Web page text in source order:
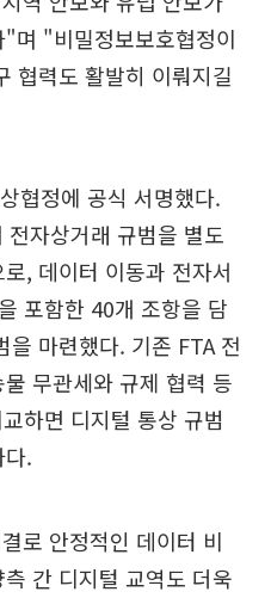
며 "비밀정보보호협정이
협력도 활발히 이뤄지길
협정에 공식 서명했다.
자상거래 규범을 별도
, 데이터 이동과 전자서
포함한 40개 조항을 담
을 마련했다. 기존 FTA 전
무관세와 규제 협력 등
하면 디지털 통상 규범
.
로 안정적인 데이터 비
간 디지털 교역도 더욱